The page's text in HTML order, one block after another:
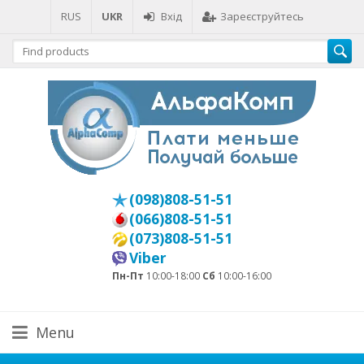
RUS UKR Вхід Зареєструйтесь
(098)808-51-51
(066)808-51-51
(073)808-51-51
Viber
Пн-Пт 10:00-18:00 Сб 10:00-16:00
Menu